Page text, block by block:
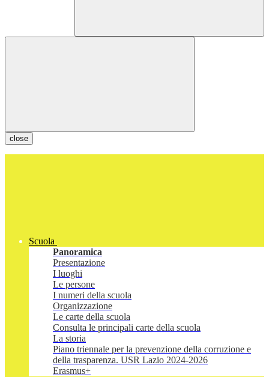
close
Scuola
Panoramica
Presentazione
I luoghi
Le persone
I numeri della scuola
Organizzazione
Le carte della scuola
Consulta le principali carte della scuola
La storia
Piano triennale per la prevenzione della corruzione e
della trasparenza. USR Lazio 2024-2026
Erasmus+